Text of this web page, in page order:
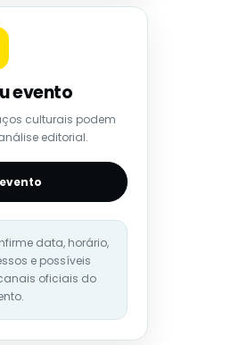
evento
culturais podem
editorial.
data, horário,
e possíveis
oficiais do